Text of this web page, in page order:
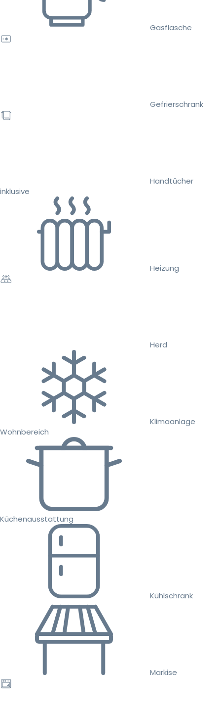
Gasflasche
Gefrierschrank
Handtücher
inklusive
Heizung
Herd
Klimaanlage
Wohnbereich
Küchenausstattung
Kühlschrank
Markise